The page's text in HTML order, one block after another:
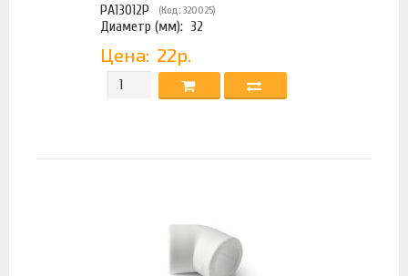
PA13012P (Код: 320025)
Диаметр (мм): 32
Цена: 22р.